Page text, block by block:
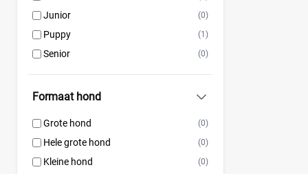
Junior (0)
Puppy (1)
Senior (0)
Formaat hond
Grote hond (0)
Hele grote hond (0)
Kleine hond (0)